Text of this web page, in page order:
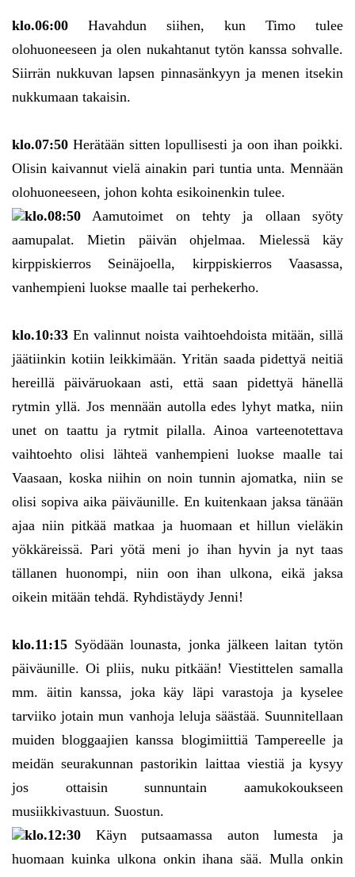
klo.06:00 Havahdun siihen, kun Timo tulee
olohuoneeseen ja olen nukahtanut tytön kanssa sohvalle.
Siirrän nukkuvan lapsen pinnasänkyyn ja menen itsekin
nukkumaan takaisin.
klo.07:50 Herätään sitten lopullisesti ja oon ihan poikki.
Olisin kaivannut vielä ainakin pari tuntia unta. Mennään
olohuoneeseen, johon kohta esikoinenkin tulee.
klo.08:50 Aamutoimet on tehty ja ollaan syöty
aamupalat. Mietin päivän ohjelmaa. Mielessä käy
kirppiskierros Seinäjoella, kirppiskierros Vaasassa,
vanhempieni luokse maalle tai perhekerho.
klo.10:33 En valinnut noista vaihtoehdoista mitään, sillä
jäätiinkin kotiin leikkimään. Yritän saada pidettyä neitiä
hereillä päiväruokaan asti, että saan pidettyä hänellä
rytmin yllä. Jos mennään autolla edes lyhyt matka, niin
unet on taattu ja rytmit pilalla. Ainoa varteenotettava
vaihtoehto olisi lähteä vanhempieni luokse maalle tai
Vaasaan, koska niihin on noin tunnin ajomatka, niin se
olisi sopiva aika päiväunille. En kuitenkaan jaksa tänään
ajaa niin pitkää matkaa ja huomaan et hillun vieläkin
yökkäreissä. Pari yötä meni jo ihan hyvin ja nyt taas
tällanen huonompi, niin oon ihan ulkona, eikä jaksa
oikein mitään tehdä. Ryhdistäydy Jenni!
klo.11:15 Syödään lounasta, jonka jälkeen laitan tytön
päiväunille. Oi pliis, nuku pitkään! Viestittelen samalla
mm. äitin kanssa, joka käy läpi varastoja ja kyselee
tarviiko jotain mun vanhoja leluja säästää. Suunnitellaan
muiden bloggaajien kanssa blogimiittiä Tampereelle ja
meidän seurakunnan pastorikin laittaa viestiä ja kysyy
jos ottaisin sunnuntain aamukokoukseen
musiikkivastuun. Suostun.
klo.12:30 Käyn putsaamassa auton lumesta ja
huomaan kuinka ulkona onkin ihana sää. Mulla onkin